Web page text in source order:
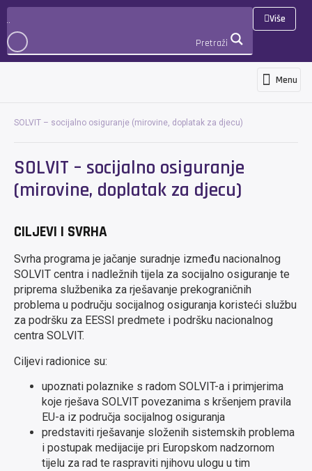
Pretraži
Više
Menu
SOLVIT – socijalno osiguranje (mirovine, doplatak za djecu)
SOLVIT – socijalno osiguranje
(mirovine, doplatak za djecu)
CILJEVI I SVRHA
Svrha programa je jačanje suradnje između nacionalnog
SOLVIT centra i nadležnih tijela za socijalno osiguranje te
priprema službenika za rješavanje prekograničnih
problema u području socijalnog osiguranja koristeći službu
za podršku za EESSI predmete i podršku nacionalnog
centra SOLVIT.
Ciljevi radionice su:
upoznati polaznike s radom SOLVIT-a i primjerima
koje rješava SOLVIT povezanima s kršenjem pravila
EU-a iz područja socijalnog osiguranja
predstaviti rješavanje složenih sistemskih problema
i postupak medijacije pri Europskom nadzornom
tijelu za rad te raspraviti njihovu ulogu u tim